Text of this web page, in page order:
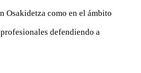
Osakidetza como en el ámbito
defendiendo a